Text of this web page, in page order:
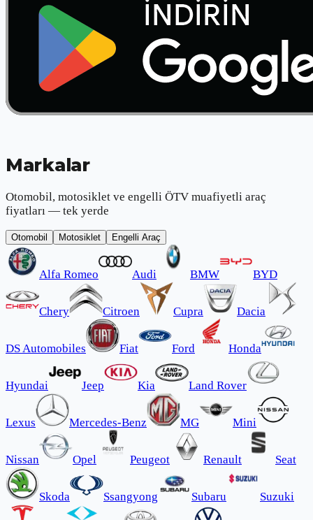
Markalar
Otomobil, motosiklet ve engelli ÖTV muafiyetli araç
fiyatları — tek yerde
Otomobil Motosiklet Engelli Araç
Alfa Romeo Audi BMW BYD
Chery Citroen Cupra Dacia
DS Automobiles Fiat Ford Honda
Hyundai Jeep Kia Land Rover
Lexus Mercedes-Benz MG Mini
Nissan Opel Peugeot Renault Seat
Skoda Ssangyong Subaru Suzuki